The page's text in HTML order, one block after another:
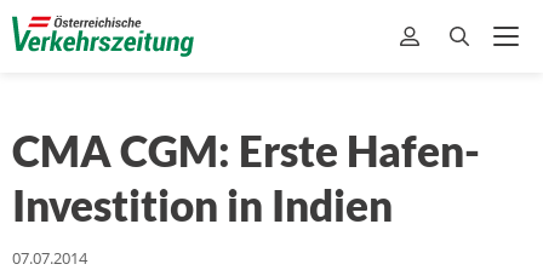
CMA CGM: Erste Hafen-
Investition in Indien
07.07.2014